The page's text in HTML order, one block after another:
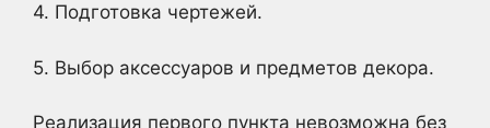
4. Подготовка чертежей.
5. Выбор аксессуаров и предметов декора.
Реализация первого пункта невозможна без